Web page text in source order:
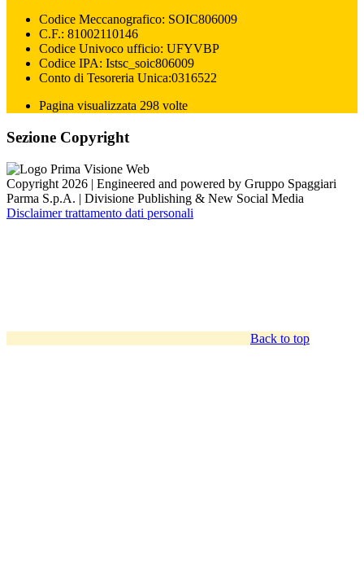
Codice Meccanografico: SOIC806009
C.F.: 81002110146
Codice Univoco ufficio: UFYVBP
Codice IPA: Istsc_soic806009
Conto di Tesoreria Unica:0316522
Pagina visualizzata 298 volte
Sezione Copyright
Copyright 2026 | Engineered and powered by Gruppo Spaggiari
Parma S.p.A. | Divisione Publishing & New Social Media
Disclaimer trattamento dati personali
Back to top